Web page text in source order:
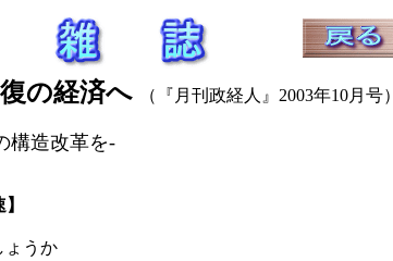
の経済へ （『月刊政経人』2003年10月号）
構造改革を‐
ょうか